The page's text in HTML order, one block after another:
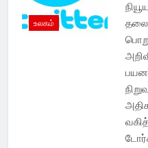
உலகம்